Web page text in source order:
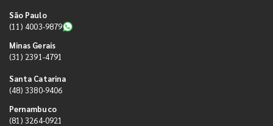
São Paulo
(11) 4003-9879
Minas Gerais
(31) 2391-4791
Santa Catarina
(48) 3380-9406
Pernambuco
(81) 3264-0921